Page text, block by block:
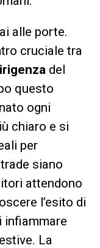
alle porte.
cruciale tra
del
questo
ogni
chiaro e si
per
siano
attendono
l’esito di
infiammare
La